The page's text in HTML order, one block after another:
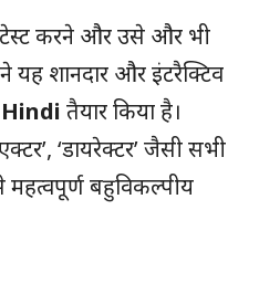
करने और उसे और भी
शानदार और इंटरैक्टिव
तैयार किया है।
‘डायरेक्टर’ जैसी सभी
बहुविकल्पीय